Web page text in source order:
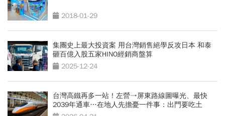
2018-01-29
集團史上最大投資案 用台灣銷售絕學反攻日本 和泰
砸百億入股五家HINO經銷商盤算
2025-12-24
台灣高鐵再多一站！左營→屏東路線圖曝光、最快
2039年通車…在地人先擔憂一件事：出門要吃土